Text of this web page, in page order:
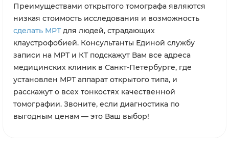
Преимуществами открытого томографа являются
низкая стоимость исследования и возможность
сделать МРТдля людей, страдающих
клаустрофобией. Консультанты Единой службу
записи на МРТ и КТ подскажут Вам все адреса
медицинских клиник в Санкт-Петербурге, где
установлен МРТ аппарат открытого типа, и
расскажут о всех тонкостях качественной
томографии. Звоните, если диагностика по
выгодным ценам — это Ваш выбор!